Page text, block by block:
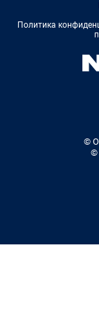
Политика
©
©